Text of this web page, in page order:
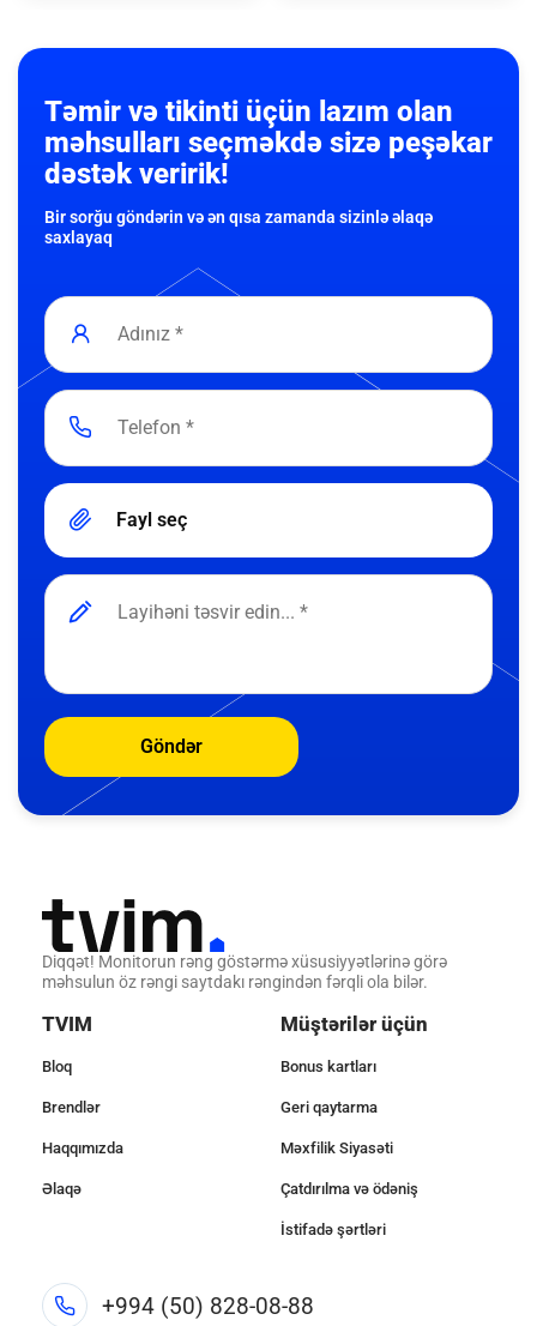
Təmir və tikinti üçün lazım olan
məhsulları seçməkdə sizə peşəkar
dəstək veririk!
Bir sorğu göndərin və ən qısa zamanda sizinlə əlaqə
saxlayaq
Fayl seç
Göndər
Diqqət! Monitorun rəng göstərmə xüsusiyyətlərinə görə
məhsulun öz rəngi saytdakı rəngindən fərqli ola bilər.
TVIM
Bloq
Brendlər
Haqqımızda
Əlaqə
Müştərilər üçün
Bonus kartları
Geri qaytarma
Məxfilik Siyasəti
Çatdırılma və ödəniş
İstifadə şərtləri
+994 (50) 828-08-88